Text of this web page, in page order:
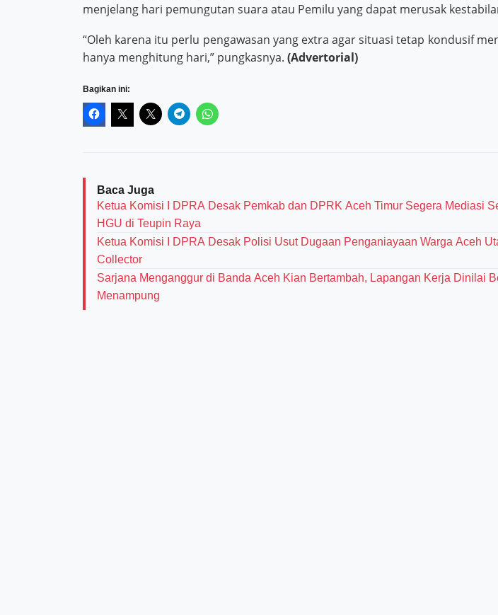
menjelang hari pemungutan suara atau Pemilu yang dapat merusak
“Oleh karena itu perlu pengawasan yang extra agar situasi tetap kondusif
hanya menghitung hari,” pungkasnya. (Advertorial)
Bagikan ini:
Baca Juga
Ketua Komisi I DPRA Desak Pemkab dan DPRK Aceh Timur Segera Mediasi
HGU di Teupin Raya
Ketua Komisi I DPRA Desak Polisi Usut Dugaan Penganiayaan Warga Aceh
Collector
‎Sarjana Menganggur di Banda Aceh Kian Bertambah, Lapangan Kerja Dinilai
Menampung